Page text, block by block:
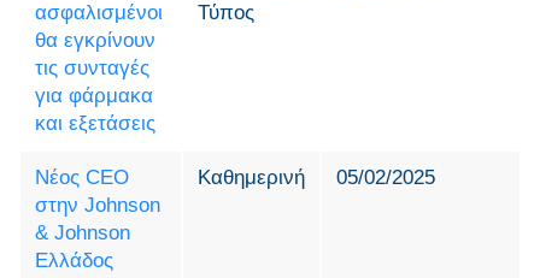
ασφαλισμένοι
θα εγκρίνουν
τις συνταγές
για φάρμακα
και εξετάσεις
Τύπος
Νέος CEO
στην Johnson
& Johnson
Ελλάδος
Καθημερινή 05/02/2025